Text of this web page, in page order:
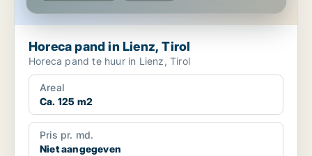
Horeca pand in Lienz, Tirol
Horeca pand te huur in Lienz, Tirol
Areal
Ca. 125 m2
Pris pr. md.
Niet aangegeven